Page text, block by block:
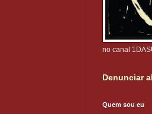
no canal
Denunciar
Quem sou eu